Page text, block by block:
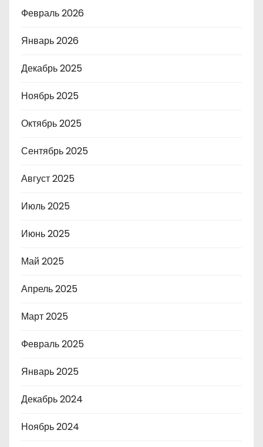
Февраль 2026
Январь 2026
Декабрь 2025
Ноябрь 2025
Октябрь 2025
Сентябрь 2025
Август 2025
Июль 2025
Июнь 2025
Май 2025
Апрель 2025
Март 2025
Февраль 2025
Январь 2025
Декабрь 2024
Ноябрь 2024